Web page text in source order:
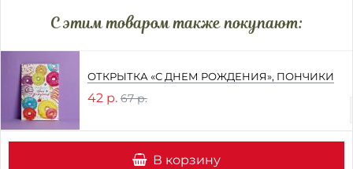
C этим товаром также покупают:
ОТКРЫТКА «С ДНЕМ РОЖДЕНИЯ», ПОНЧИКИ
42 р. 67 р.
В корзину